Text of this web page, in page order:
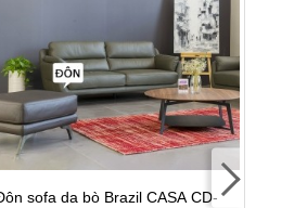
sofa da bò Brazil CASA CD-